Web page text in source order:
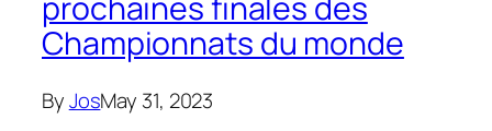
Championnats du monde
ByJosMay 31, 2023